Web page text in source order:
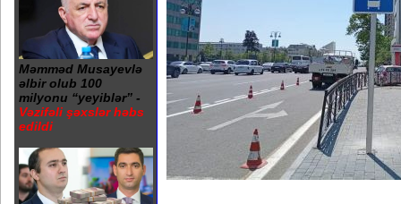
Məmməd Musayevlə
əlbir olub 100
milyonu “yeyiblər” -
Vəzifəli şəxslər həbs
edildi